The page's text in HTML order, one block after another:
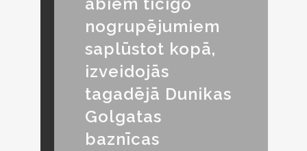
nogrupējumiem
saplūstot kopā,
izveidojās
tagadējā Dunikas
Golgatas
baznīcas